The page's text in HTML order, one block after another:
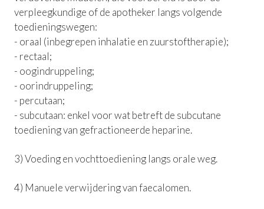
verpleegkundige of de apotheker langs volgende
toedieningswegen:
- oraal (inbegrepen inhalatie en zuurstoftherapie);
- rectaal;
- oogindruppeling;
- oorindruppeling;
- percutaan;
- subcutaan: enkel voor wat betreft de subcutane
toediening van gefractioneerde heparine.
3) Voeding en vochttoediening langs orale weg.
4) Manuele verwijdering van faecalomen.